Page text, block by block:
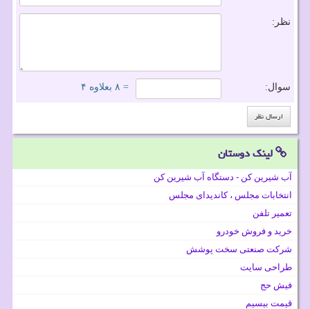
نظر:
سوال: = ۸ بعلاوه ۴
لینک دوستان
آب شیرین کن - دستگاه آب شیرین کن
انتخابات مجلس ، کاندیدای مجلس
تعمیر تلفن
خرید و فروش خودرو
شرکت صنعتی سخت پوشش
طراحی سایت
فیش حج
قیمت بیسیم